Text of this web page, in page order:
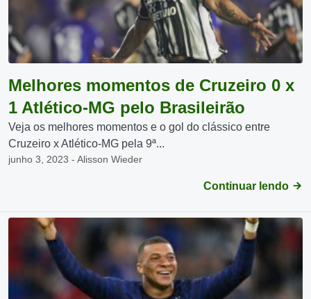
Melhores momentos de Cruzeiro 0 x
1 Atlético-MG pelo Brasileirão
Veja os melhores momentos e o gol do clássico entre
Cruzeiro x Atlético-MG pela 9ª...
junho 3, 2023 - Alisson Wieder
Continuar lendo